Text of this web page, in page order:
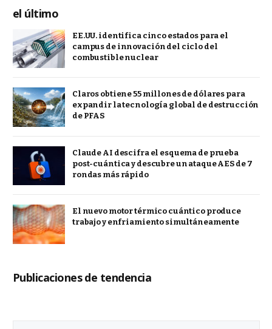
el último
EE.UU. identifica cinco estados para el
campus de innovación del ciclo del
combustible nuclear
Claros obtiene 55 millones de dólares para
expandir la tecnología global de destrucción
de PFAS
Claude AI descifra el esquema de prueba
post-cuántica y descubre un ataque AES de 7
rondas más rápido
El nuevo motor térmico cuántico produce
trabajo y enfriamiento simultáneamente
Publicaciones de tendencia